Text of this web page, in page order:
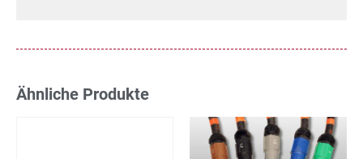
Ähnliche Produkte